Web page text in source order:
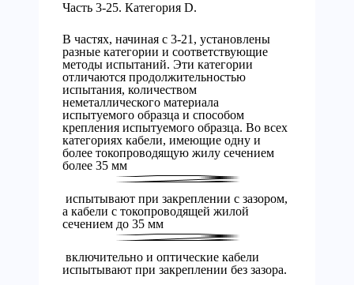
Часть 3-25. Категория D.
В частях, начиная с 3-21, установлены
разные категории и соответствующие
методы испытаний. Эти категории
отличаются продолжительностью
испытания, количеством
неметаллического материала
испытуемого образца и способом
крепления испытуемого образца. Во всех
категориях кабели, имеющие одну и
более токопроводящую жилу сечением
более 35 мм
испытывают при закреплении с зазором,
а кабели с токопроводящей жилой
сечением до 35 мм
включительно и оптические кабели
испытывают при закреплении без зазора.